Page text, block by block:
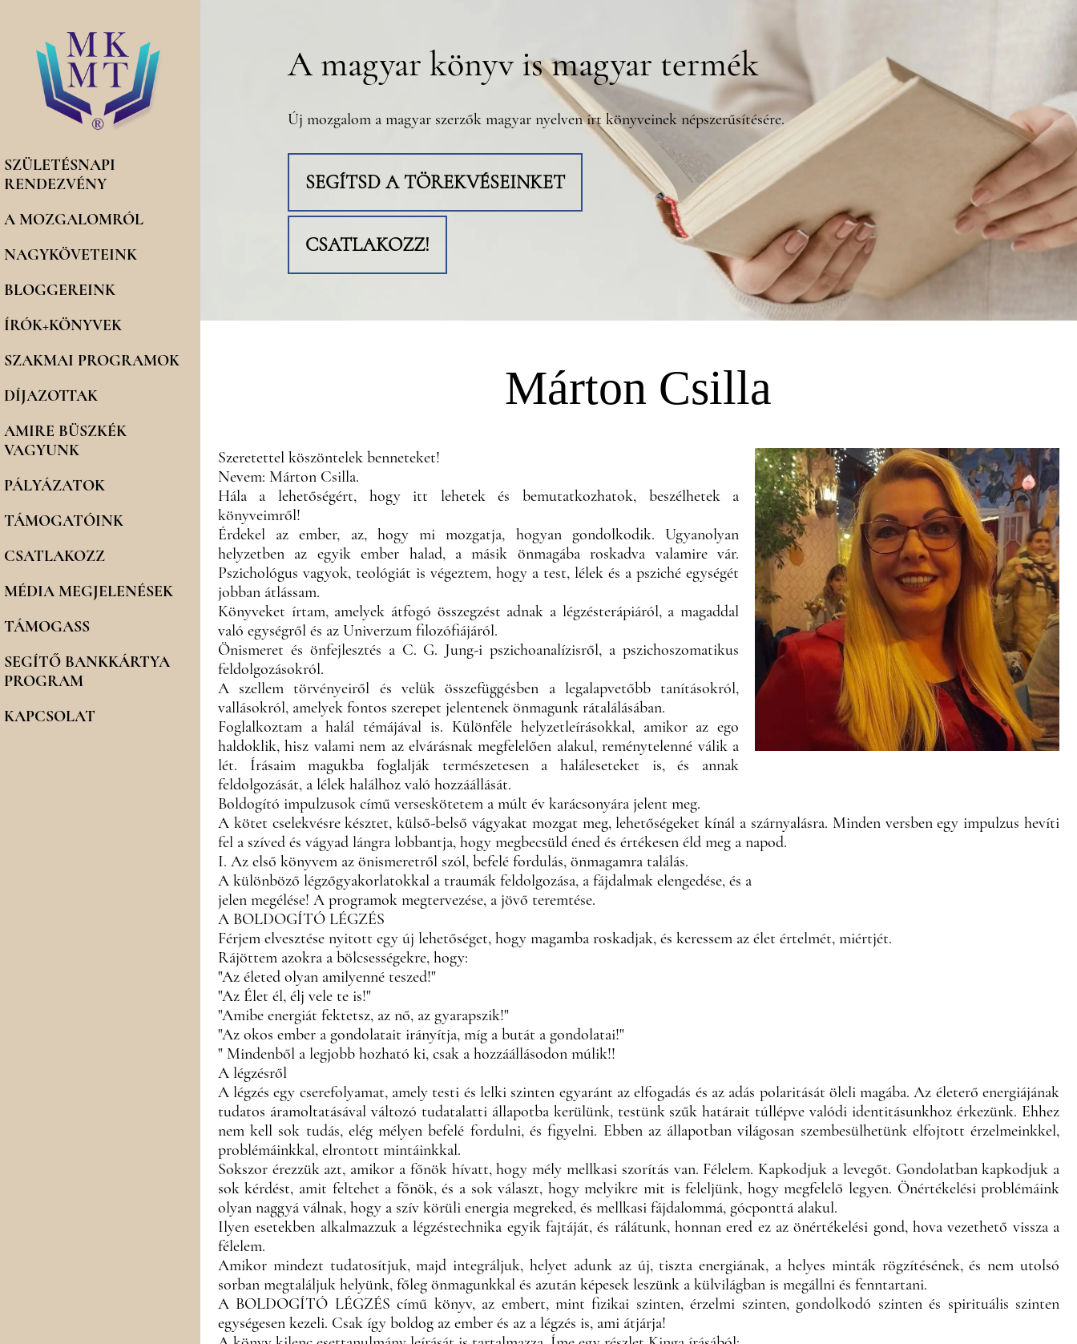
SZÜLETÉSNAPI
RENDEZVÉNY
A MOZGALOMRÓL
NAGYKÖVETEINK
BLOGGEREINK
ÍRÓK+KÖNYVEK
SZAKMAI PROGRAMOK
DÍJAZOTTAK
AMIRE BÜSZKÉK
VAGYUNK
PÁLYÁZATOK
TÁMOGATÓINK
CSATLAKOZZ
MÉDIA MEGJELENÉSEK
TÁMOGASS
SEGÍTŐ BANKKÁRTYA
PROGRAM
KAPCSOLAT
A magyar könyv is magyar termék
Új mozgalom a magyar szerzők magyar nyelven írt könyveinek népszerűsítésére.
SEGÍTSD A TÖREKVÉSEINKET
CSATLAKOZZ!
Márton Csilla
Szeretettel köszöntelek benneteket!
Nevem: Márton Csilla.
Hála a lehetőségért, hogy itt lehetek és bemutatkozhatok, beszélhetek a
könyveimről!
Érdekel az ember, az, hogy mi mozgatja, hogyan gondolkodik. Ugyanolyan
helyzetben az egyik ember halad, a másik önmagába roskadva valamire vár.
Pszichológus vagyok, teológiát is végeztem, hogy a test, lélek és a psziché egységét
jobban átlássam.
Könyveket írtam, amelyek átfogó összegzést adnak a légzésterápiáról, a magaddal
való egységről és az Univerzum filozófiájáról.
Önismeret és önfejlesztés a C. G. Jung-i pszichoanalízisről, a pszichoszomatikus
feldolgozásokról.
A szellem törvényeiről és velük összefüggésben a legalapvetőbb tanításokról,
vallásokról, amelyek fontos szerepet jelentenek önmagunk rátalálásában.
Foglalkoztam a halál témájával is. Különféle helyzetleírásokkal, amikor az ego
haldoklik, hisz valami nem az elvárásnak megfelelően alakul, reménytelenné válik a
lét. Írásaim magukba foglalják természetesen a haláleseteket is, és annak
feldolgozását, a lélek halálhoz való hozzáállását.
Boldogító impulzusok című verseskötetem a múlt év karácsonyára jelent meg.
A kötet cselekvésre késztet, külső-belső vágyakat mozgat meg, lehetőségeket kínál a szárnyalásra. Minden versben egy impulzus hevíti
fel a szíved és vágyad lángra lobbantja, hogy megbecsüld éned és értékesen éld meg a napod.
I. Az első könyvem az önismeretről szól, befelé fordulás, önmagamra találás.
A különböző légzőgyakorlatokkal a traumák feldolgozása, a fájdalmak elengedése, és a
jelen megélése! A programok megtervezése, a jövő teremtése.
A BOLDOGÍTÓ LÉGZÉS
Férjem elvesztése nyitott egy új lehetőséget, hogy magamba roskadjak, és keressem az élet értelmét, miértjét.
Rájöttem azokra a bölcsességekre, hogy:
"Az életed olyan amilyenné teszed!"
"Az Élet él, élj vele te is!"
"Amibe energiát fektetsz, az nő, az gyarapszik!"
"Az okos ember a gondolatait irányítja, míg a butát a gondolatai!"
" Mindenből a legjobb hozható ki, csak a hozzáállásodon múlik!!
A légzésről
A légzés egy cserefolyamat, amely testi és lelki szinten egyaránt az elfogadás és az adás polaritását öleli magába. Az életerő energiájának
tudatos áramoltatásával változó tudatalatti állapotba kerülünk, testünk szűk határait túllépve valódi identitásunkhoz érkezünk. Ehhez
nem kell sok tudás, elég mélyen befelé fordulni, és figyelni. Ebben az állapotban világosan szembesülhetünk elfojtott érzelmeinkkel,
problémáinkkal, elrontott mintáinkkal.
Sokszor érezzük azt, amikor a főnök hívatt, hogy mély mellkasi szorítás van. Félelem. Kapkodjuk a levegőt. Gondolatban kapkodjuk a
sok kérdést, amit feltehet a főnök, és a sok választ, hogy melyikre mit is feleljünk, hogy megfelelő legyen. Önértékelési problémáink
olyan naggyá válnak, hogy a szív körüli energia megreked, és mellkasi fájdalommá, gócponttá alakul.
Ilyen esetekben alkalmazzuk a légzéstechnika egyik fajtáját, és rálátunk, honnan ered ez az önértékelési gond, hova vezethető vissza a
félelem.
Amikor mindezt tudatosítjuk, majd integráljuk, helyet adunk az új, tiszta energiának, a helyes minták rögzítésének, és nem utolsó
sorban megtaláljuk helyünk, főleg önmagunkkal és azután képesek leszünk a külvilágban is megállni és fenntartani.
A BOLDOGÍTÓ LÉGZÉS című könyv, az embert, mint fizikai szinten, érzelmi szinten, gondolkodó szinten és spirituális szinten
egységesen kezeli. Csak így boldog az ember és az a légzés is, ami átjárja!